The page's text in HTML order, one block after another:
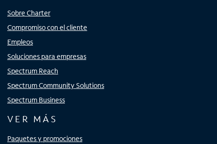
Sobre Charter
Compromiso con el cliente
Empleos
Soluciones para empresas
Spectrum Reach
Spectrum Community Solutions
Spectrum Business
VER MÁS
Paquetes y promociones